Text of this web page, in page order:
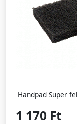
Handpad Super
1 170 Ft